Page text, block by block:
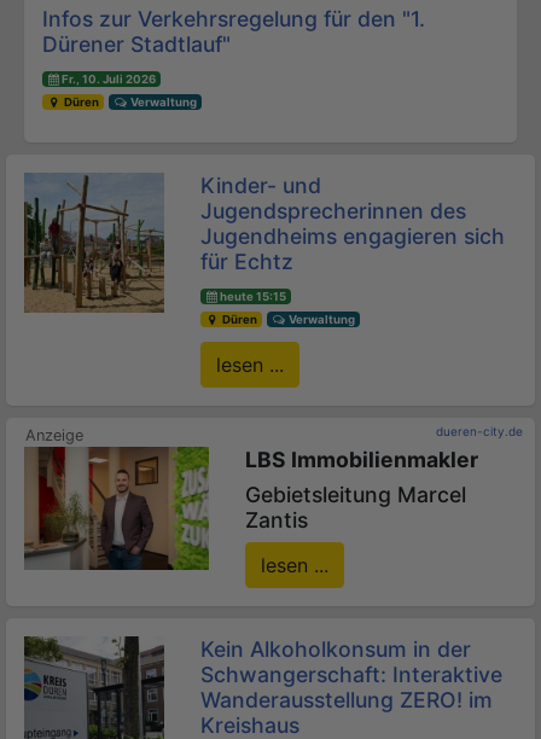
Infos zur Verkehrsregelung für den "1.
Dürener Stadtlauf"
Fr., 10. Juli 2026
Düren
Verwaltung
Kinder- und
Jugendsprecherinnen des
Jugendheims engagieren sich
für Echtz
heute 15:15
Düren
Verwaltung
lesen ...
dueren-city.de
LBS Immobilienmakler
Gebietsleitung Marcel
Zantis
lesen ...
Kein Alkoholkonsum in der
Schwangerschaft: Interaktive
Wanderausstellung ZERO! im
Kreishaus